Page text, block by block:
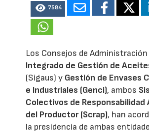
7584
Los Consejos de Administración
Integrado de Gestión de
(Sigaus) y Gestión de Envases
e Industriales (Genci), ambos
Colectivos de Responsabilidad
del Productor (Scrap), han
la presidencia de ambas